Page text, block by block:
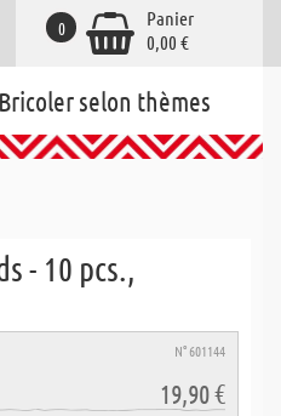
Panier
0,00 €
0
Bricoler selon thèmes
- 10 pcs.,
N° 601144
19,90 €